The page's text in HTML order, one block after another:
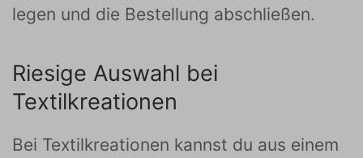
legen und die Bestellung abschließen.
Riesige Auswahl bei
Textilkreationen
Bei Textilkreationen kannst du aus einem